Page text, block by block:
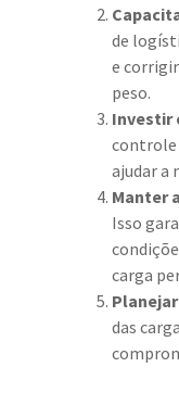
de
e
peso.
Investir
controle
ajudar a
Manter
Isso
carga
das